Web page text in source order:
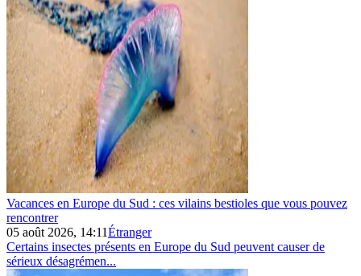
Vacances en Europe du Sud : ces vilains bestioles que vous pouvez
rencontrer
05 août 2026, 14:11Étranger
Certains insectes présents en Europe du Sud peuvent causer de
sérieux désagrémen...